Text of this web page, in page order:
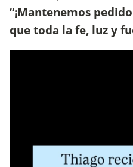
“¡Mantenemos
que toda la fe, luz y